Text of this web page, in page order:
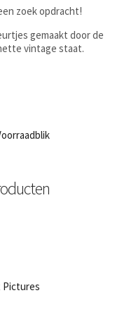
zoek opdracht!
gemaakt door de
vintage staat.